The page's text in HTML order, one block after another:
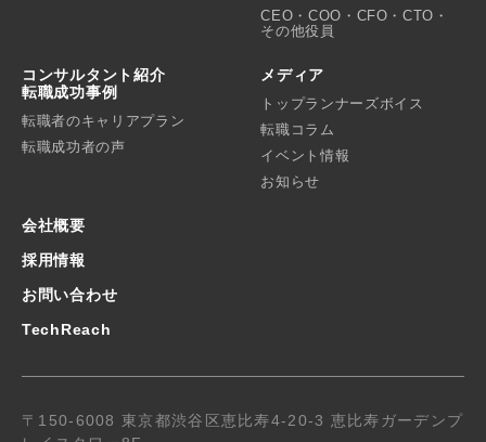
CEO・COO・CFO・CTO・
その他役員
コンサルタント紹介
転職成功事例
転職者のキャリアプラン
転職成功者の声
メディア
トップランナーズボイス
転職コラム
イベント情報
お知らせ
会社概要
採用情報
お問い合わせ
TechReach
〒150-6008 東京都渋谷区恵比寿4-20-3 恵比寿ガーデンプ